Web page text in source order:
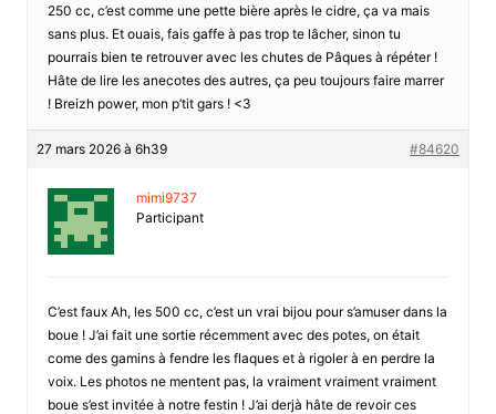
250 cc, c’est comme une pette bière après le cidre, ça va mais
sans plus. Et ouais, fais gaffe à pas trop te lâcher, sinon tu
pourrais bien te retrouver avec les chutes de Pâques à répéter !
Hâte de lire les anecotes des autres, ça peu toujours faire marrer
! Breizh power, mon p’tit gars ! <3
27 mars 2026 à 6h39 #84620
mimi9737
Participant
C’est faux Ah, les 500 cc, c’est un vrai bijou pour s’amuser dans la
boue ! J’ai fait une sortie récemment avec des potes, on était
come des gamins à fendre les flaques et à rigoler à en perdre la
voix. Les photos ne mentent pas, la vraiment vraiment vraiment
boue s’est invitée à notre festin ! J’ai derjà hâte de revoir ces